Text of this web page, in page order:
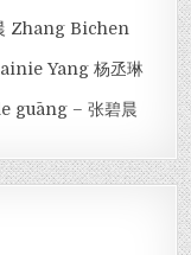
Zhang Bichen
Yang 杨丞琳
guāng – 张碧晨